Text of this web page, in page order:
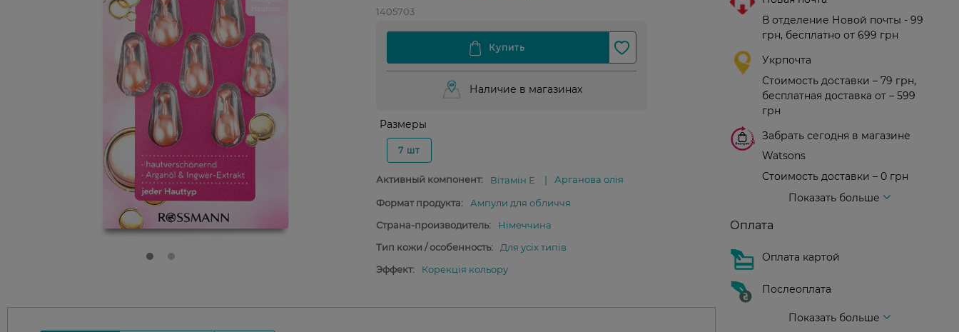
1405703
Наличие в магазинах
Размеры
7 шт
Активный компонент: Вітамін E Арганова олія
Формат продукта:
Ампули для обличчя
Страна-производитель:
Німеччина
Тип кожи / особенность:
Для усіх типів
Эффект:
Корекція кольору
В отделение Новой почты - 99
грн, бесплатно от 699 грн
Укрпочта
Стоимость доставки – 79 грн,
бесплатная доставка от – 599
грн
Забрать сегодня в магазине
Watsons
Стоимость доставки – 0 грн
Показать больше
Оплата
Оплата картой
Послеоплата
Показать больше